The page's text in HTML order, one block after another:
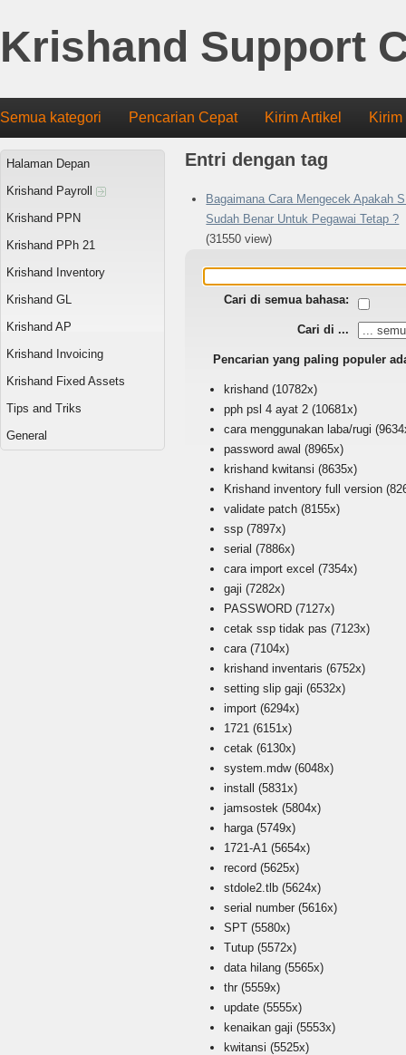
Krishand Support
Semua kategori Pencarian Cepat Kirim Artikel
Halaman Depan
Krishand Payroll
Krishand PPN
Krishand PPh 21
Krishand Inventory
Krishand GL
Krishand AP
Krishand Invoicing
Krishand Fixed Assets
Tips and Triks
General
Entri dengan tag
Bagaimana Cara Mengecek Apakah
Sudah Benar Untuk Pegawai Tetap ?
(31550 view)
Cari di semua bahasa:
Cari di ...
Pencarian yang paling populer
krishand (10782x)
pph psl 4 ayat 2 (10681x)
cara menggunakan laba/rugi
password awal (8965x)
krishand kwitansi (8635x)
Krishand inventory full version
validate patch(8155x)
ssp(7897x)
serial (7886x)
cara import excel (7354x)
gaji (7282x)
PASSWORD (7127x)
cetak ssp tidak pas (7123x)
cara (7104x)
krishand inventaris (6752x)
setting slip gaji (6532x)
import (6294x)
1721 (6151x)
cetak (6130x)
system.mdw(6048x)
install (5831x)
jamsostek (5804x)
harga (5749x)
1721-A1 (5654x)
record (5625x)
stdole2.tlb (5624x)
serial number (5616x)
SPT (5580x)
Tutup (5572x)
data hilang (5565x)
thr (5559x)
update (5555x)
kenaikan gaji (5553x)
kwitansi (5525x)